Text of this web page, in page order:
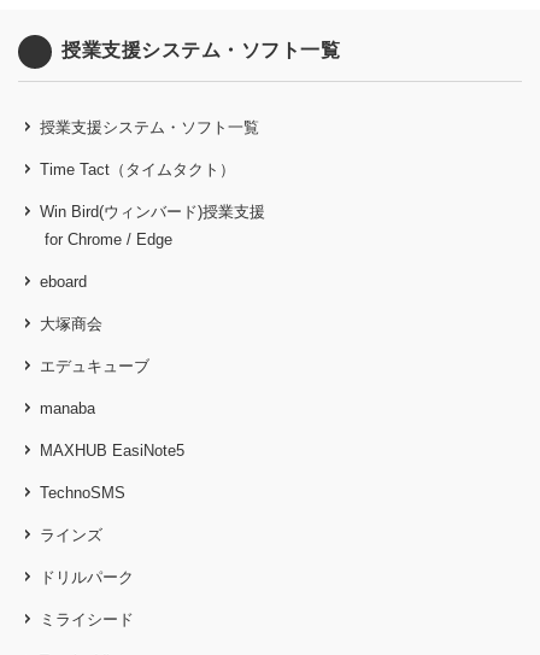
授業支援システム・ソフト一覧
授業支援システム・ソフト一覧
Time Tact（タイムタクト）
Win Bird(ウィンバード)授業支援
for Chrome / Edge
eboard
大塚商会
エデュキューブ
manaba
MAXHUB EasiNote5
TechnoSMS
ラインズ
ドリルパーク
ミライシード